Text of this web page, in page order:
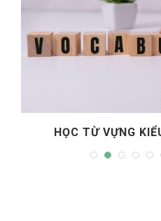
HỌC TỪ VỰNG